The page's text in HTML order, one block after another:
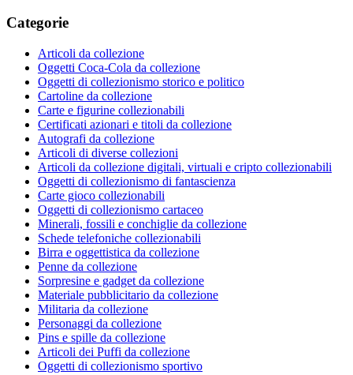
Categorie
Articoli da collezione
Oggetti Coca-Cola da collezione
Oggetti di collezionismo storico e politico
Cartoline da collezione
Carte e figurine collezionabili
Certificati azionari e titoli da collezione
Autografi da collezione
Articoli di diverse collezioni
Articoli da collezione digitali, virtuali e cripto collezionabili
Oggetti di collezionismo di fantascienza
Carte gioco collezionabili
Oggetti di collezionismo cartaceo
Minerali, fossili e conchiglie da collezione
Schede telefoniche collezionabili
Birra e oggettistica da collezione
Penne da collezione
Sorpresine e gadget da collezione
Materiale pubblicitario da collezione
Militaria da collezione
Personaggi da collezione
Pins e spille da collezione
Articoli dei Puffi da collezione
Oggetti di collezionismo sportivo